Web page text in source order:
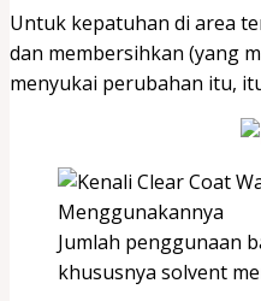
Untuk kepatuhan di area
dan membersihkan (yang
menyukai perubahan itu,
Jumlah penggunaan
khususnya solvent